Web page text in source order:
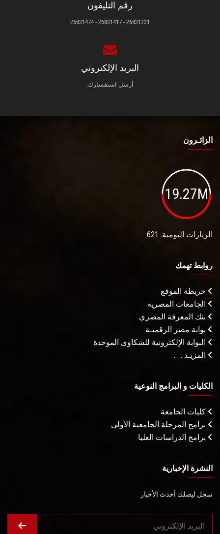
رقم التليفون
26831231 - 26831417 - 26831474
البريد الإلكتروني
أرسل استفسارك.
الزائـرون
19.27M
الزيارات اليومية: 621
روابط تهمك
خريطة الموقع
الجامعات المصرية
بنك المعرفة المصري
بوابة مصر الرقميـة
البوابة الإلكترونية للشكاوى الموحدة
المزيـد . . .
الكليات و البرامج النوعية
كليات الجامعة
برامج المرحلة الجامعية الأولى
برامج الدراسات العليا
النشرة الإخبارية
سجل ليصلك أحدث الأخبار